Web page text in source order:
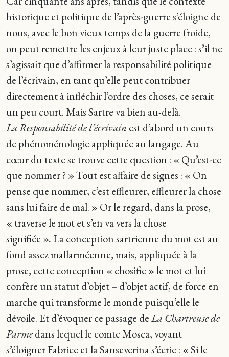
historique et politique de l’après-guerre s’éloigne de
nous, avec le bon vieux temps de la guerre froide,
on peut remettre les enjeux à leur juste place : s’il ne
s’agissait que d’affirmer la responsabilité politique
de l’écrivain, en tant qu’elle peut contribuer
directement à infléchir l’ordre des choses, ce serait
un peu court. Mais Sartre va bien au-delà.
La Responsabilité de l’écrivain est d’abord un cours
de phénoménologie appliquée au langage. Au
cœur du texte se trouve cette question : « Qu’est-ce
que nommer ? » Tout est affaire de signes : « On
pense que nommer, c’est effleurer, effleurer la chose
sans lui faire de mal. » Or le regard, dans la prose,
« traverse le mot et s’en va vers la chose
signifiée ». La conception sartrienne du mot est au
fond assez mallarméenne, mais, appliquée à la
prose, cette conception « chosifie » le mot et lui
confère un statut d’objet – d’objet actif, de force en
marche qui transforme le monde puisqu’elle le
dévoile. Et d’évoquer ce passage deLa Chartreuse de
Parmedans lequel le comte Mosca, voyant
s’éloigner Fabrice et la Sanseverina s’écrie : « Si le